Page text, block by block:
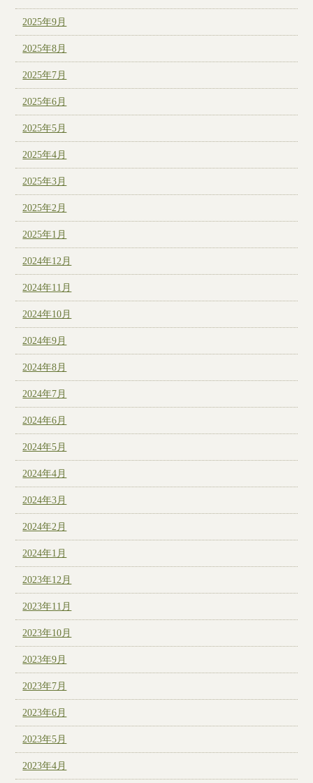
2025年9月
2025年8月
2025年7月
2025年6月
2025年5月
2025年4月
2025年3月
2025年2月
2025年1月
2024年12月
2024年11月
2024年10月
2024年9月
2024年8月
2024年7月
2024年6月
2024年5月
2024年4月
2024年3月
2024年2月
2024年1月
2023年12月
2023年11月
2023年10月
2023年9月
2023年7月
2023年6月
2023年5月
2023年4月